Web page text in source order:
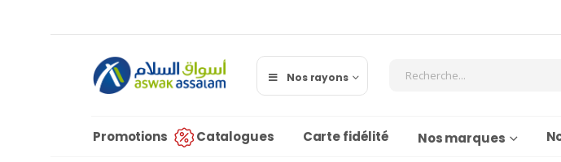
Nos rayons
Promotions Catalogues Carte fidélité Nos marques